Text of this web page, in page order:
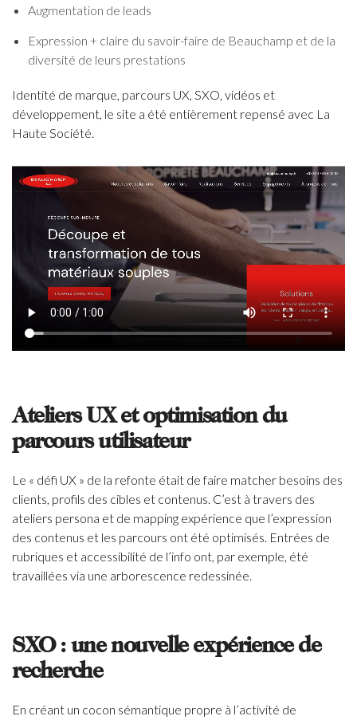
Augmentation de leads
Expression + claire du savoir-faire de Beauchamp et de la
diversité de leurs prestations
Identité de marque, parcours UX, SXO, vidéos et
développement, le site a été entièrement repensé avec La
Haute Société.
Ateliers UX et optimisation du
parcours utilisateur
Le « défi UX » de la refonte était de faire matcher besoins des
clients, profils des cibles et contenus. C’est à travers des
ateliers persona et de mapping expérience que l’expression
des contenus et les parcours ont été optimisés. Entrées de
rubriques et accessibilité de l’info ont, par exemple, été
travaillées via une arborescence redessinée.
SXO : une nouvelle expérience de
recherche
En créant un cocon sémantique propre à l’activité de